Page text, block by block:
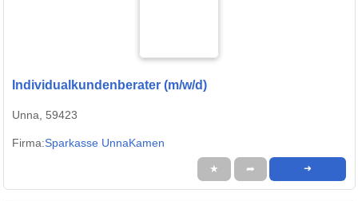
Individualkundenberater (m/w/d)
Unna, 59423
Firma:Sparkasse UnnaKamen
★ ➦ ➜